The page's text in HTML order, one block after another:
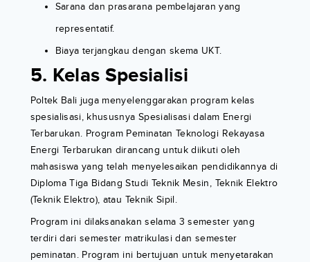
Sarana dan prasarana pembelajaran yang
representatif.
Biaya terjangkau dengan skema UKT.
5. Kelas Spesialisi
Poltek Bali juga menyelenggarakan program kelas
spesialisasi, khususnya Spesialisasi dalam Energi
Terbarukan. Program Peminatan Teknologi Rekayasa
Energi Terbarukan dirancang untuk diikuti oleh
mahasiswa yang telah menyelesaikan pendidikannya di
Diploma Tiga Bidang Studi Teknik Mesin, Teknik Elektro
(Teknik Elektro), atau Teknik Sipil.
Program ini dilaksanakan selama 3 semester yang
terdiri dari semester matrikulasi dan semester
peminatan. Program ini bertujuan untuk menyetarakan